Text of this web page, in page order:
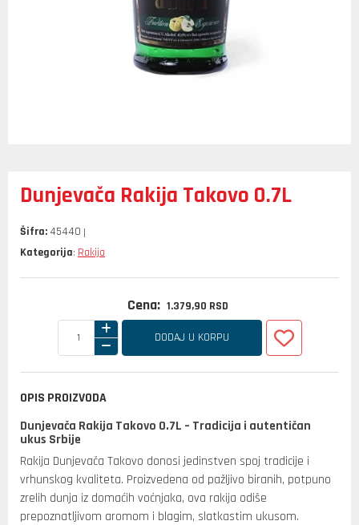
Dunjevača Rakija Takovo 0.7L
Šifra: 45440
Kategorija: Rakija
Cena: 1.379,90 RSD
DODAJ U KORPU
OPIS PROIZVODA
Dunjevača Rakija Takovo 0.7L – Tradicija i autentičan
ukus Srbije
Rakija Dunjevača Takovo donosi jedinstven spoj tradicije i
vrhunskog kvaliteta. Proizvedena od pažljivo biranih, potpuno
zrelih dunja iz domaćih voćnjaka, ova rakija odiše
prepoznatljivom aromom i blagim, slatkastim ukusom.